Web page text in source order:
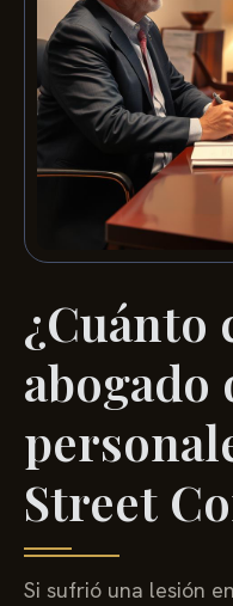
¿Cuánto
abogado
Street
Si sufrió una lesión